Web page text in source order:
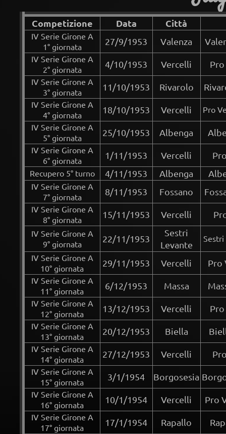
Competizione Data Città
IV Serie Girone A
1° giornata
27/9/1953 Valenza
IV Serie Girone A
2° giornata
4/10/1953 Vercelli
IV Serie Girone A
3° giornata
11/10/1953 Rivarolo
IV Serie Girone A
4° giornata
18/10/1953 Vercelli
Pro
IV Serie Girone A
5° giornata
25/10/1953 Albenga
IV Serie Girone A
6° giornata
1/11/1953 Vercelli
Recupero 5° turno 4/11/1953 Albenga
IV Serie Girone A
7° giornata
8/11/1953 Fossano
IV Serie Girone A
8° giornata
15/11/1953 Vercelli
IV Serie Girone A
9° giornata
22/11/1953
Sestri
Levante
Sestri
IV Serie Girone A
10° giornata
29/11/1953 Vercelli Pro
IV Serie Girone A
11° giornata
6/12/1953 Massa
IV Serie Girone A
12° giornata
13/12/1953 Vercelli
IV Serie Girone A
13° giornata
20/12/1953 Biella
IV Serie Girone A
14° giornata
27/12/1953 Vercelli
IV Serie Girone A
15° giornata
3/1/1954 Borgosesia
IV Serie Girone A
16° giornata
10/1/1954 Vercelli Pro
IV Serie Girone A
17° giornata
17/1/1954 Rapallo